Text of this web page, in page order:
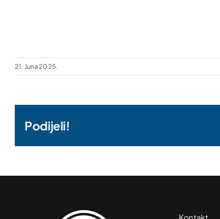
21. Juna 2025.
Podijeli!